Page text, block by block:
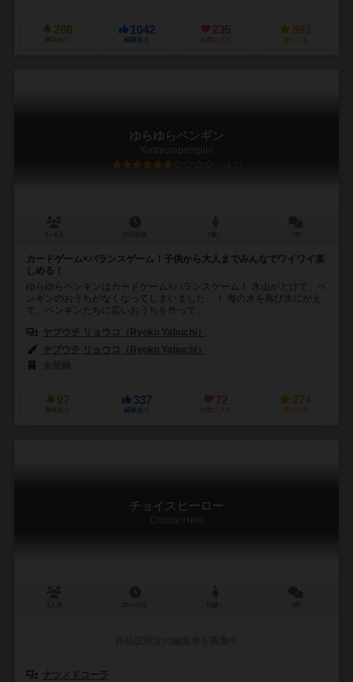
286
興味あり
1042
経験あり
235
お気に入り
891
持ってる
ゆらゆらペンギン
Yurayurapenguin
6.2
カードゲーム×バランスゲーム！子供から大人までみんなでワイワイ楽
しめる！
ゆらゆらペンギンはカードゲーム×バランスゲーム！ 氷山がとけて、ペ
ンギンのおうちがなくなってしまいました…！ 海の水を再び氷にかえ
て、ペンギンたちに広いおうちを作って...
ヤブウチ リョウコ（Ryoko Yabuchi）
ヤブウチ リョウコ（Ryoko Yabuchi）
97
興味あり
337
経験あり
72
お気に入り
274
持ってる
チョイスヒーロー
Choice Hero
ナツメドコーラ